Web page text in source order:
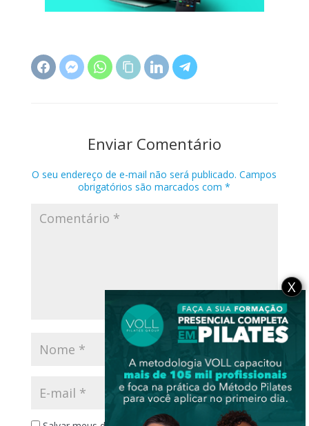
Enviar Comentário
O seu endereço de e-mail não será publicado. Campos
obrigatórios são marcados com*
X